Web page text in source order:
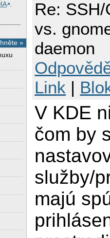
.
»
Re:
vs.
daemon
Link |
V KDE
čom by
služby/
majú